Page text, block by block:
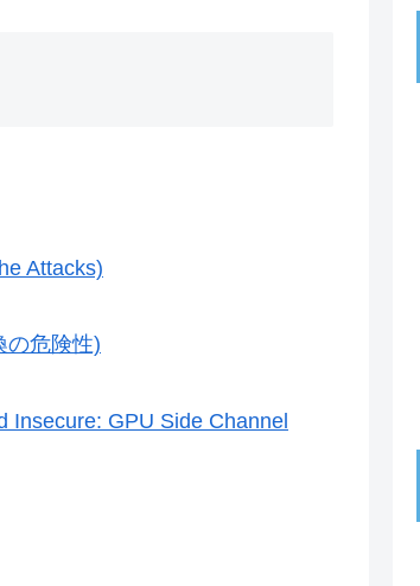
Attacks)
の危険性)
Insecure: GPU Side Channel